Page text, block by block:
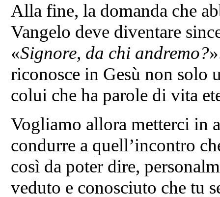
Alla fine, la domanda che
Vangelo deve diventare
«Signore, da chi andremo?
riconosce in Gesù non solo
colui che ha parole di vita
Vogliamo allora metterci in
condurre a quell’incontro
così da poter dire,
veduto e conosciuto che tu